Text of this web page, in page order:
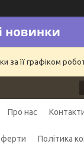
її графіком
Про нас
Політика